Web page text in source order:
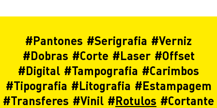
#Pantones #Serigrafia #Verniz
#Dobras #Corte #Laser #Offset
#Digital #Tampografia #Carimbos
#Tipografia #Litografia #Estampagem
#Transferes #Vinil #Rotulos #Cortante